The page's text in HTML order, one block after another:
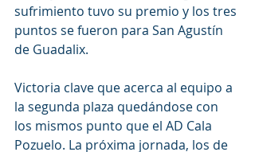
sufrimiento tuvo su premio y los tres
puntos se fueron para San Agustín
de Guadalix.
Victoria clave que acerca al equipo a
la segunda plaza quedándose con
los mismos punto que el AD Cala
Pozuelo. La próxima jornada, los de